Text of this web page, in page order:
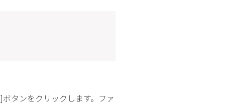
タンをクリックします。ファ